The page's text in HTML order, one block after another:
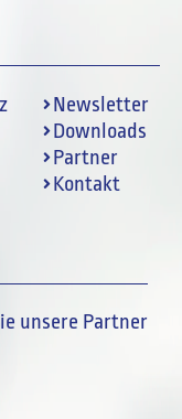
Newsletter
Downloads
Partner
Kontakt
unsere Partner